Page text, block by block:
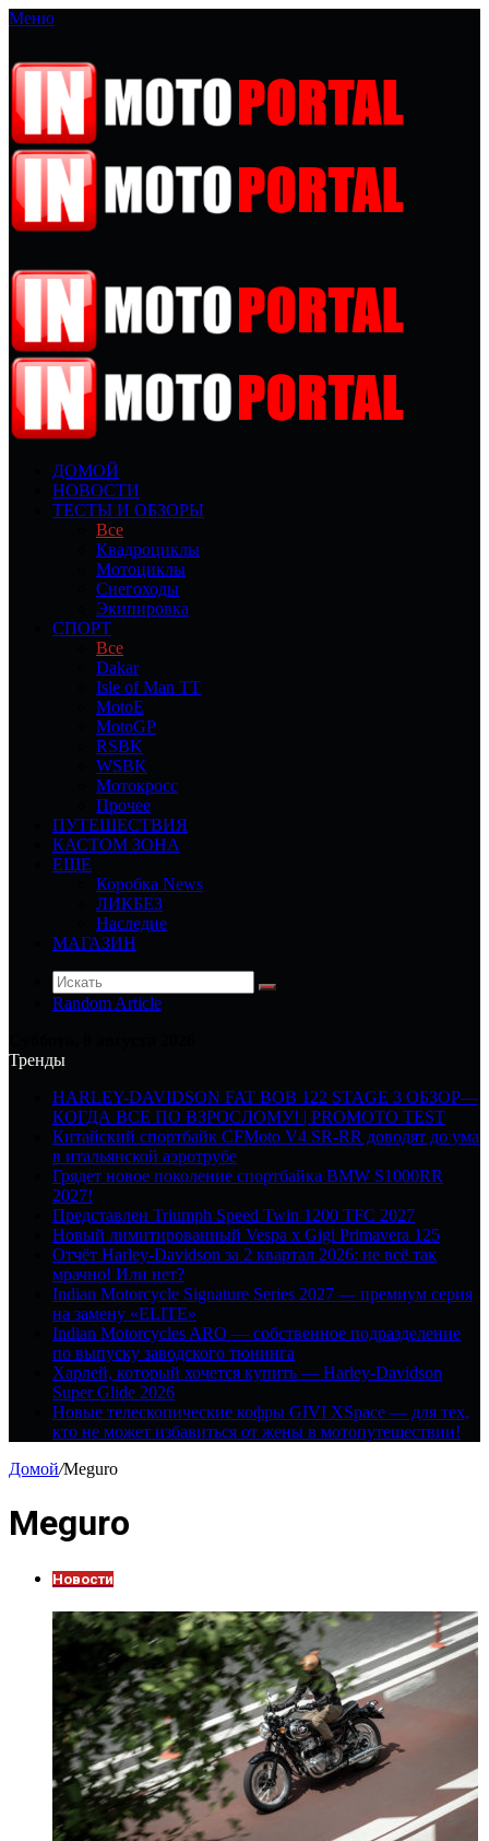
Меню
ДОМОЙ
НОВОСТИ
ТЕСТЫ И ОБЗОРЫ
Все
Квадроциклы
Мотоциклы
Снегоходы
Экипировка
СПОРТ
Все
Dakar
Isle of Man TT
MotoE
MotoGP
RSBK
WSBK
Мотокросс
Прочее
ПУТЕШЕСТВИЯ
КАСТОМ ЗОНА
ЕЩЕ
Коробка News
ЛИКБЕЗ
Наследие
МАГАЗИН
Random Article
Тренды
HARLEY-DAVIDSON FAT BOB 122 STAGE 3 ОБЗОР—
КОГДА ВСЕ ПО ВЗРОСЛОМУ! | PROMOTO TEST
Китайский спортбайк CFMoto V4 SR-RR доводят до ума
в итальянской аэротрубе
Грядет новое поколение спортбайка BMW S1000RR
2027!
Представлен Triumph Speed Twin 1200 TFC 2027
Новый лимитированный Vespa x Gigi Primavera 125
Отчёт Harley-Davidson за 2 квартал 2026: не всё так
мрачно! Или нет?
Indian Motorcycle Signature Series 2027 — премиум серия
на замену «ELITE»
Indian Motorcycles ARO — собственное подразделение
по выпуску заводского тюнинга
Харлей, который хочется купить — Harley-Davidson
Super Glide 2026
Новые телескопические кофры GIVI XSpace — для тех,
кто не может избавиться от жены в мотопутешествии!
Домой/Meguro
Meguro
Новости